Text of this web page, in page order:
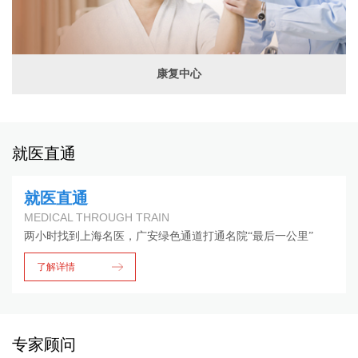
康复中心
就医直通
就医直通
MEDICAL THROUGH TRAIN
两小时找到上海名医，广安绿色通道打通名院“最后一公里”
了解详情
专家顾问